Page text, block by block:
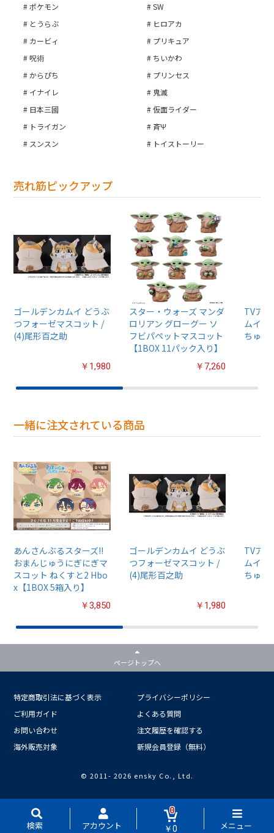
ポケモン
SW
とうらぶ
ヒロアカ
カービィ
プリキュア
呪術
ちいかわ
からぴち
プリンセス
イナイレ
鬼滅
日本三國
仮面ライダー
トライガン
斉Ψ
スンスン
トイストーリー
売れ筋ピックアップ
ゴールデンカムイ どうぶ
つフォーゼマスコット /
(4)尾形百之助
￥1,980
スター・ウォーズ マンダ
ロリアン グローグー ソ
フビパペットマスコット
【1BOX 11パック入り】
￥7,260
TVア
ムイ』
ちゅる
一緒に注文されている商品
あんさんぶるスターズ!!
おまんじゅうにぎにぎマ
スコット ねくすと2 Hbo
x【1BOX 5箱入り】
￥3,850
ゴールデンカムイ どうぶ
つフォーゼマスコット /
(4)尾形百之助
￥1,980
TVア
ムイ』
ちゅる
検索 アカウント
0
￥0
メニュー
ページトップへ
特定商取引法に基づく表示
プライバシーポリシー
ご利用ガイド
よくある質問
お問い合わせ
注文履歴を確認する
海外販売対象
新規会員登録（無料）
© 2011- 2026 ensky Co., Ltd.